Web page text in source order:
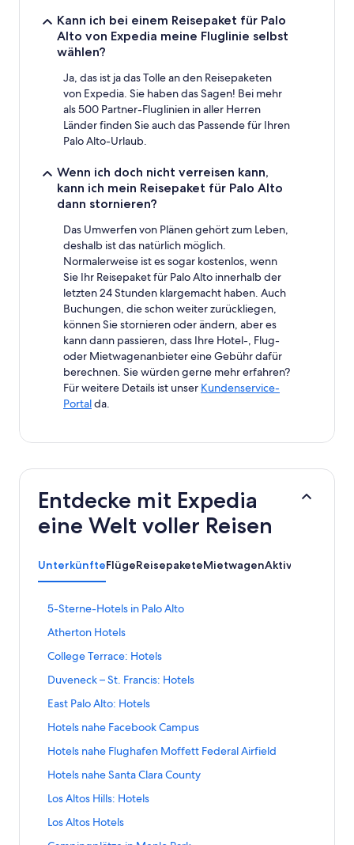
Kann ich bei einem Reisepaket für Palo
Alto von Expedia meine Fluglinie selbst
wählen?
Ja, das ist ja das Tolle an den Reisepaketen
von Expedia. Sie haben das Sagen! Bei mehr
als 500 Partner-Fluglinien in aller Herren
Länder finden Sie auch das Passende für Ihren
Palo Alto-Urlaub.
Wenn ich doch nicht verreisen kann,
kann ich mein Reisepaket für Palo Alto
dann stornieren?
Das Umwerfen von Plänen gehört zum Leben,
deshalb ist das natürlich möglich.
Normalerweise ist es sogar kostenlos, wenn
Sie Ihr Reisepaket für Palo Alto innerhalb der
letzten 24 Stunden klargemacht haben. Auch
Buchungen, die schon weiter zurückliegen,
können Sie stornieren oder ändern, aber es
kann dann passieren, dass Ihre Hotel-, Flug-
oder Mietwagenanbieter eine Gebühr dafür
berechnen. Sie würden gerne mehr erfahren?
Für weitere Details ist unser Kundenservice-
Portalda.
Entdecke mit Expedia
eine Welt voller Reisen
UnterkünfteFlügeReisepaketeMietwagenAktivitäten
5-Sterne-Hotels in Palo Alto
L
n
k
d
r
d
i
e
o
l
g
e
Atherton Hotels
L
n
k
,
d
r
d
i
e
o
l
g
College Terrace: Hotels
L
n
k
,
d
r
d
i
e
o
l
Duveneck – St. Francis: Hotels
L
n
k
,
d
r
d
i
e
East Palo Alto: Hotels
L
n
k
,
d
r
d
i
Hotels nahe Facebook Campus
L
n
k
,
d
r
d
Hotels nahe Flughafen Moffett Federal Airfield
L
n
k
,
d
Hotels nahe Santa Clara County
L
n
k
,
Los Altos Hills: Hotels
L
n
k
Los Altos Hotels
L